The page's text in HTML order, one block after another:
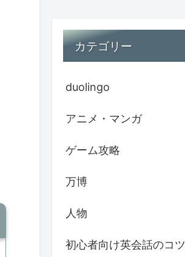
カテゴリー
duolingo
アニメ・マンガ
ゲーム攻略
万博
人物
初心者向け英会話のコツ